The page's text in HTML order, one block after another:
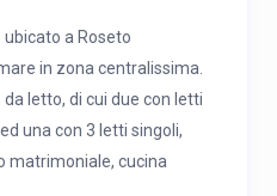
a Roseto
in zona centralissima.
letto, di cui due con letti
una con 3 letti singoli,
matrimoniale, cucina